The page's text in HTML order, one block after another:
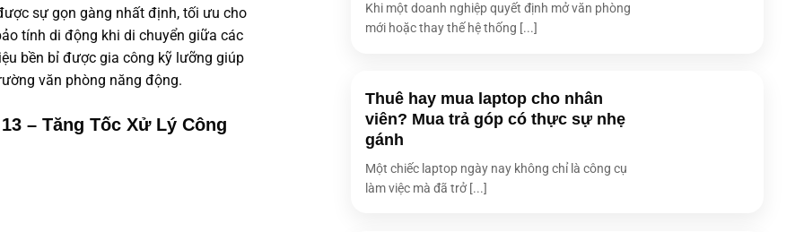
sự gọn gàng nhất định, tối ưu cho
tính di động khi di chuyển giữa các
bền bỉ được gia công kỹ lưỡng giúp
văn phòng năng động.
– Tăng Tốc Xử Lý Công
Khi một doanh nghiệp quyết định mở văn phòng
mới hoặc thay thế hệ thống [...]
Thuê hay mua laptop cho nhân
viên? Mua trả góp có thực sự nhẹ
gánh
Một chiếc laptop ngày nay không chỉ là công cụ
làm việc mà đã trở [...]